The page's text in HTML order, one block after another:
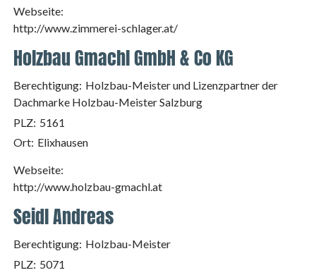
Webseite:
http://www.zimmerei-schlager.at/
Holzbau Gmachl GmbH & Co KG
Berechtigung: Holzbau-Meister und Lizenzpartner der
Dachmarke Holzbau-Meister Salzburg
PLZ: 5161
Ort: Elixhausen
Webseite:
http://www.holzbau-gmachl.at
Seidl Andreas
Berechtigung: Holzbau-Meister
PLZ: 5071